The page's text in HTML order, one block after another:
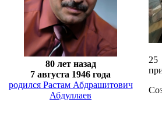
80 лет назад
7 августа 1946 года
родился Растам Абдрашитович
Абдуллаев
25